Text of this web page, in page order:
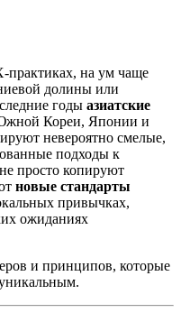
практиках, на ум чаще
долины или
годы азиатские
Кореи, Японии и
невероятно смелые,
подходы к
просто копируют
новые стандарты
привычках,
ожиданиях
и принципов, которые